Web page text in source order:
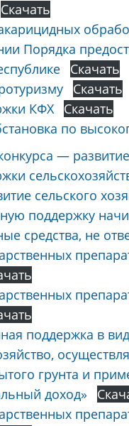
Скачать
Порядка
Скачать
Скачать
КФХ
Скачать
по
—
сельского
поддержку
средства, не
поддержка в
грунта и
доход»